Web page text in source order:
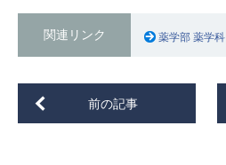
関連リンク 薬学部 薬学科
前の記事